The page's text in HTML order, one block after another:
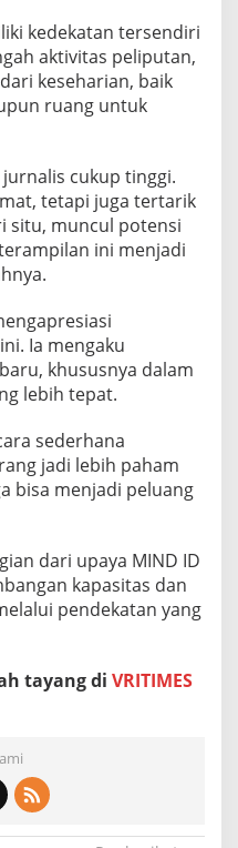
kedekatan tersendiri
aktivitas peliputan,
keseharian, baik
ruang untuk
cukup tinggi.
tetapi juga tertarik
situ, muncul potensi
ini menjadi
Ia mengaku
khususnya dalam
lebih tepat.
sederhana
jadi lebih paham
bisa menjadi peluang
dari upaya MIND ID
kapasitas dan
pendekatan yang
tayang di VRITIMES